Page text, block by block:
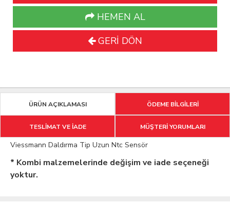
HEMEN AL
GERİ DÖN
ÜRÜN AÇIKLAMASI ÖDEME BİLGİLERİ
TESLİMAT VE İADE MÜŞTERİ YORUMLARI
Viessmann Daldırma Tip Uzun Ntc Sensör
* Kombi malzemelerinde değişim ve iade seçeneği
yoktur.